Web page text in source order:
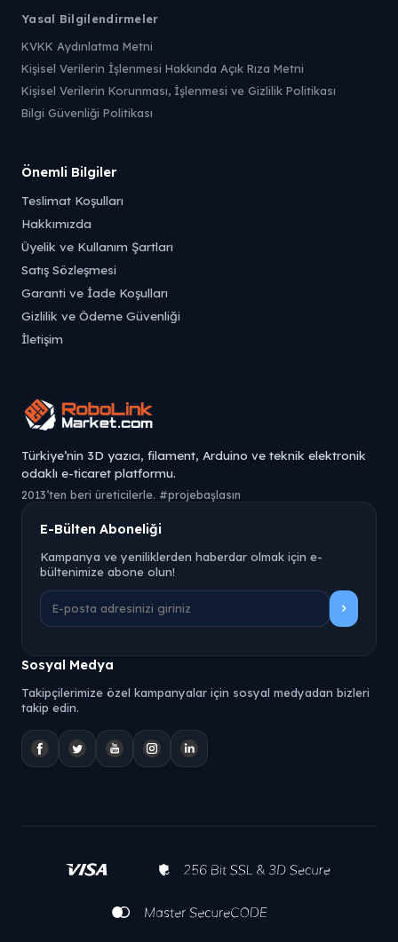
Yasal Bilgilendirmeler
KVKK Aydınlatma Metni
Kişisel Verilerin İşlenmesi Hakkında Açık Rıza Metni
Kişisel Verilerin Korunması, İşlenmesi ve Gizlilik Politikası
Bilgi Güvenliği Politikası
Önemli Bilgiler
Teslimat Koşulları
Hakkımızda
Üyelik ve Kullanım Şartları
Satış Sözleşmesi
Garanti ve İade Koşulları
Gizlilik ve Ödeme Güvenliği
İletişim
Türkiye’nin 3D yazıcı, filament, Arduino ve teknik elektronik
odaklı e-ticaret platformu.
2013’ten beri üreticilerle. #projebaşlasın
E-Bülten Aboneliği
Kampanya ve yeniliklerden haberdar olmak için e-
bültenimize abone olun!
Sosyal Medya
Takipçilerimize özel kampanyalar için sosyal medyadan bizleri
takip edin.